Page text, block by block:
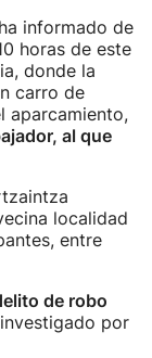
informado de
horas de este
donde la
carro de
aparcamiento,
al que
localidad
entre
de robo
por